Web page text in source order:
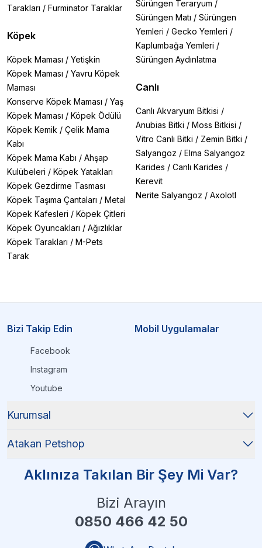
Tarakları / Furminator Taraklar
Köpek
Köpek Maması / Yetişkin
Köpek Maması / Yavru Köpek
Maması
Konserve Köpek Maması / Yaş
Köpek Maması / Köpek Ödülü
Köpek Kemik / Çelik Mama
Kabı
Köpek Mama Kabı / Ahşap
Kulübeleri / Köpek Yatakları
Köpek Gezdirme Tasması
Köpek Taşıma Çantaları / Metal
Köpek Kafesleri / Köpek Çitleri
Köpek Oyuncakları / Ağızlıklar
Köpek Tarakları / M-Pets
Tarak
Sürüngen Teraryum /
Sürüngen Matı / Sürüngen
Yemleri / Gecko Yemleri /
Kaplumbağa Yemleri /
Sürüngen Aydınlatma
Canlı
Canlı Akvaryum Bitkisi /
Anubias Bitki / Moss Bitkisi /
Vitro Canlı Bitki / Zemin Bitki /
Salyangoz / Elma Salyangoz
Karides / Canlı Karides /
Kerevit
Nerite Salyangoz / Axolotl
Bizi Takip Edin
Facebook
Instagram
Youtube
Mobil Uygulamalar
Kurumsal
Atakan Petshop
Aklınıza Takılan Bir Şey Mi Var?
Bizi Arayın
0850 466 42 50